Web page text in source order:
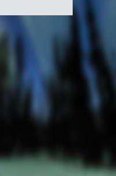
Canada